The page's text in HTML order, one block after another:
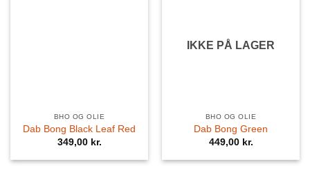
BHO OG OLIE
Dab Bong Black Leaf Red
349,00 kr.
IKKE PÅ LAGER
BHO OG OLIE
Dab Bong Green
449,00 kr.